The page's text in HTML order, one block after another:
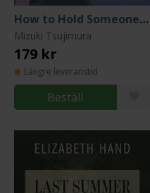
How to Hold Someone in your Heart
Mizuki Tsujimura
179 kr
Längre leveranstid
Beställ